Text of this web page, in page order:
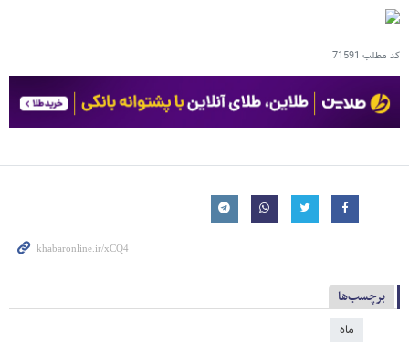
کد مطلب 71591
برچسب‌ها
ماه